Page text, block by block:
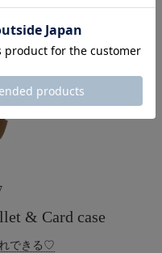
仕立てた
トアップ
& Card case
できる♡